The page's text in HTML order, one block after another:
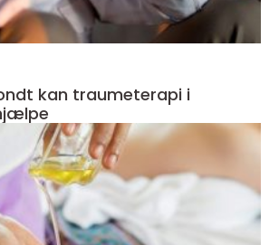
kan traumeterapi i